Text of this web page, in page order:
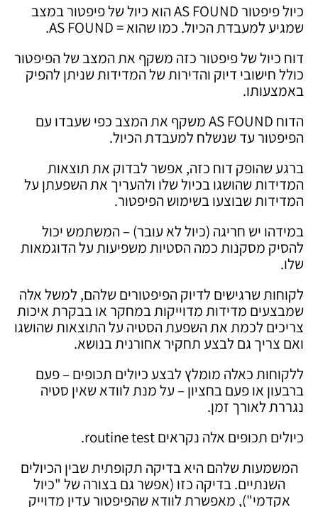
כיול פיפטור AS FOUND הוא כיול של פיפטור במצב
שמגיע למעבדת הכיול. כמו שהוא = AS FOUND.
דוח כיול של פיפטור כזה משקף את המצב של הפיפטור
כולל חישובי דיוק והדירות של המדידות שניתן להפיק
באמצעותו.
הדוח AS FOUND משקף את המצב כפי שעבדו עם
הפיפטור עד שנשלח למעבדת הכיול.
ברגע שהופק דוח כזה, אפשר לבדוק את תוצאות
המדידות שהושגו בכיול שלו ולהעריך את השפעתן על
המדידות שבוצעו בשימוש הפיפטור.
במידהו יש חריגה (כיול לא עובר) – המשתמש יכול
להסיק מסקנות כמה הסטיות משפיעות על הדוגמאות
שלו.
לקוחות שרגישים לדיוק הפיפטורים שלהם, למשל אלה
שמבצעים מדידות מדוייקות במחקר או בבקרת איכות
צריכים לכמת את השפעת הסטיה על התוצאות שהושגו
ואם צריך גם לבצע תחקיר אחורנית בנושא.
ללקוחות כאלה מומלץ לבצע כיולים תכופים – פעם
ברבעון או פעם בחציון – על מנת לוודא שאין סטיה
נגררת לאורך זמן.
כיולים תכופים אלה נקראים routine test.
המשמעות שלהם היא בדיקה תקופתית שבין הכיולים
השנתיים. בדיקה כזו (אפשר גם בצורה של "כיול
אקדמי"), מאפשרת לוודא שהפיפטור עדין מדוייק